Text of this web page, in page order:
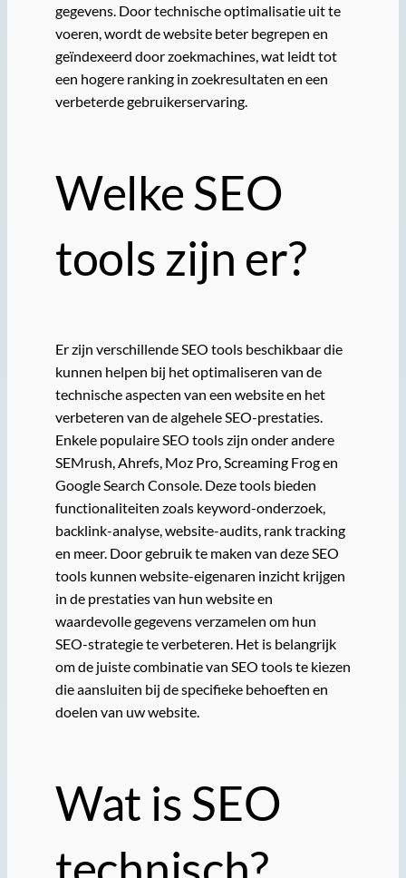
gegevens. Door technische optimalisatie uit te
voeren, wordt de website beter begrepen en
geïndexeerd door zoekmachines, wat leidt tot
een hogere ranking in zoekresultaten en een
verbeterde gebruikerservaring.
Welke SEO
tools zijn er?
Er zijn verschillende SEO tools beschikbaar die
kunnen helpen bij het optimaliseren van de
technische aspecten van een website en het
verbeteren van de algehele SEO-prestaties.
Enkele populaire SEO tools zijn onder andere
SEMrush, Ahrefs, Moz Pro, Screaming Frog en
Google Search Console. Deze tools bieden
functionaliteiten zoals keyword-onderzoek,
backlink-analyse, website-audits, rank tracking
en meer. Door gebruik te maken van deze SEO
tools kunnen website-eigenaren inzicht krijgen
in de prestaties van hun website en
waardevolle gegevens verzamelen om hun
SEO-strategie te verbeteren. Het is belangrijk
om de juiste combinatie van SEO tools te kiezen
die aansluiten bij de specifieke behoeften en
doelen van uw website.
Wat is SEO